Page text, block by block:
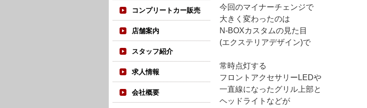
コンプリートカー販売
店舗案内
スタッフ紹介
求人情報
会社概要
今回のマイナーチェンジで
大きく変わったのは
N-BOXカスタムの見た目
(エクステリアデザイン)で
常時点灯する
フロントアクセサリーLEDや
一直線になったグリル上部と
ヘッドライトなどが